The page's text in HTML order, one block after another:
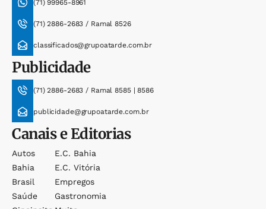
(71) 99965-8961
(71) 2886-2683 / Ramal 8526
classificados@grupoatarde.com.br
Publicidade
(71) 2886-2683 / Ramal 8585 | 8586
publicidade@grupoatarde.com.br
Canais e Editorias
Autos
Bahia
Brasil
Saúde
E.c. Bahia
E.c. Vitória
Empregos
Gastronomia